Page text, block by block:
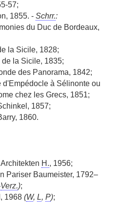
57;
1855. - Schrr.:
du Duc de Bordeaux,
la Sicile, 1828;
la Sicile, 1835;
des Panorama, 1842;
d'Empédocle à Sélinonte ou
chez les Grecs, 1851;
1857;
1860.
H., 1956;
Pariser Baumeister, 1792–
Verz.);
1968 (W, L, P);